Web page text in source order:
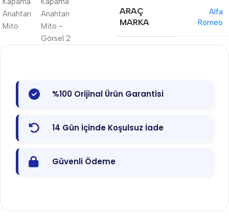
ARAÇ
MARKA
Alfa
Romeo
%100 Orijinal Ürün Garantisi
14 Gün İçinde Koşulsuz İade
Güvenli Ödeme